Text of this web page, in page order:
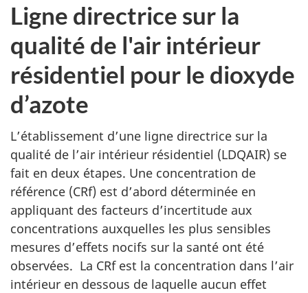
Ligne directrice sur la
qualité de l'air intérieur
résidentiel pour le dioxyde
d’azote
L’établissement d’une ligne directrice sur la
qualité de l’air intérieur résidentiel (LDQAIR) se
fait en deux étapes. Une concentration de
référence (CRf) est d’abord déterminée en
appliquant des facteurs d’incertitude aux
concentrations auxquelles les plus sensibles
mesures d’effets nocifs sur la santé ont été
observées. La CRf est la concentration dans l’air
intérieur en dessous de laquelle aucun effet